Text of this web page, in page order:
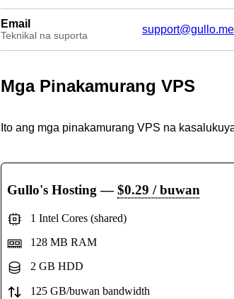
Email
Teknikal na suporta
support@gullo.me
Mga Pinakamurang VPS
Ito ang mga pinakamurang VPS na
Gullo's Hosting—$0.29 / buwan
1 Intel Cores (shared)
128 MB RAM
2 GB HDD
125 GB/buwan bandwidth